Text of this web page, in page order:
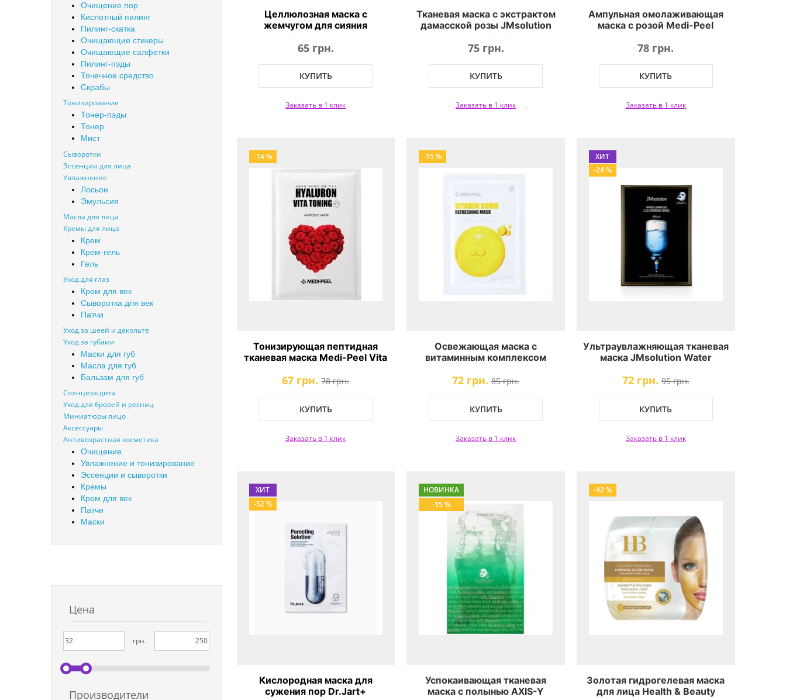
Очищение пор
Кислотный пилинг
Пилинг-скатка
Очищающие стикеры
Очищающие салфетки
Пилинг-пэды
Точечное средство
Скрабы
Тонизирование
Тонер-пэды
Тонер
Мист
Сыворотки
Эссенции для лица
Увлажнение
Лосьон
Эмульсия
Масла для лица
Кремы для лица
Крем
Крем-гель
Гель
Уход для глаз
Крем для век
Сыворотка для век
Патчи
Уход за шеей и декольте
Уход за губами
Маски для губ
Масла для губ
Бальзам для губ
Солнцезащита
Уход для бровей и ресниц
Миниатюры лицо
Аксессуары
Антивозрастная косметика
Очищение
Увлажнение и тонизирование
Эссенции и сыворотки
Кремы
Крем для век
Патчи
Маски
Цена
грн.
Производители
Целлюлозная маска с
жемчугом для сияния
JMsolution Glow Luminous
Aurora Mask
65 грн.
КУПИТЬ
Заказать в 1 клик
Тканевая маска с экстрактом
дамасской розы JMsolution
Glow Flower Firming Mask
Rose
75 грн.
КУПИТЬ
Заказать в 1 клик
Ампульная омолаживающая
маска с розой Medi-Peel
78 грн.
КУПИТЬ
Заказать в 1 клик
-14 %
Тонизирующая пептидная
тканевая маска Medi-Peel Vita
Toning Ampoule Mask
67 грн. 78 грн.
КУПИТЬ
Заказать в 1 клик
-15 %
Освежающая маска с
витаминным комплексом
Medi-Peel Vitamin Bomb
Refreshing Mask
72 грн. 85 грн.
КУПИТЬ
Заказать в 1 клик
ХИТ
-24 %
Ультраувлажняющая тканевая
маска JMsolution Water
Luminous S.O.S. Ringer Mask
72 грн. 95 грн.
КУПИТЬ
Заказать в 1 клик
ХИТ
-52 %
Кислородная маска для
сужения пор Dr.Jart+
НОВИНКА
-15 %
Успокаивающая тканевая
маска с полынью AXIS-Y
-42 %
Золотая гидрогелевая маска
для лица Health & Beauty